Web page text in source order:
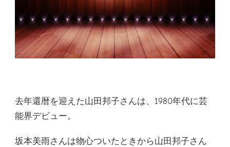
去年還暦を迎えた山田邦子さんは、1980年代に芸
能界デビュー。
坂本美雨さんは物心ついたときから山田邦子さん